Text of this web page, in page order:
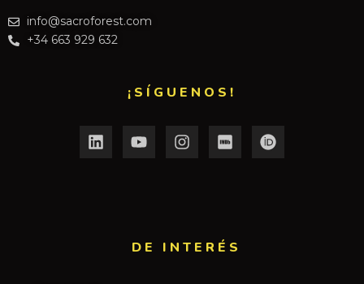
info@sacroforest.com
+34 663 929 632
¡SÍGUENOS!
DE INTERÉS​